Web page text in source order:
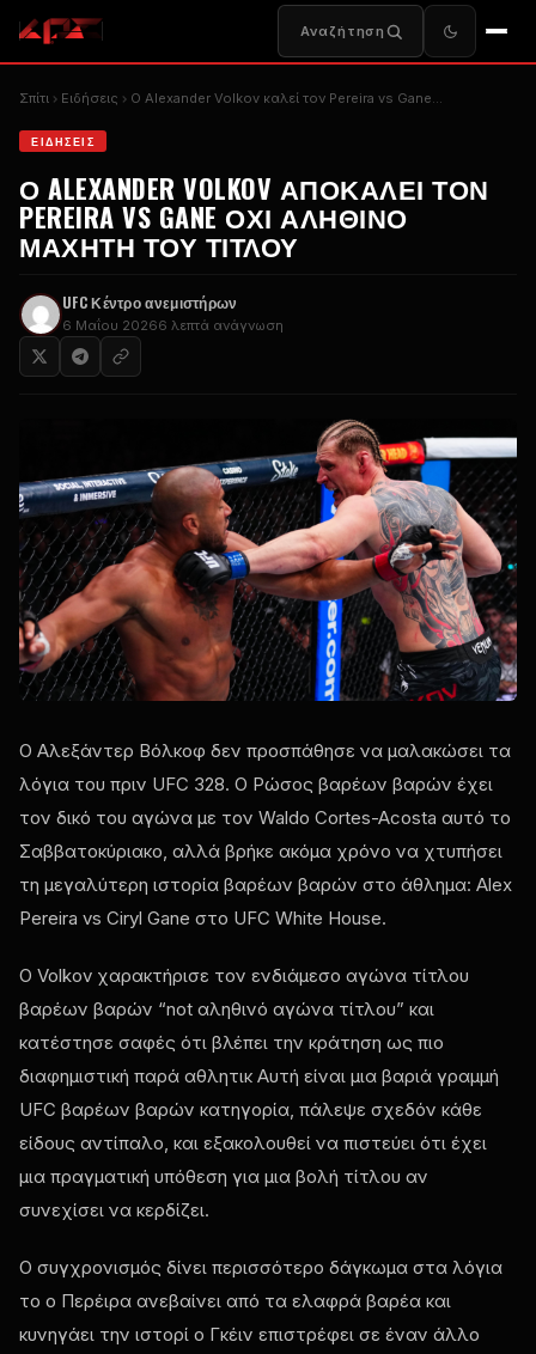
Αναζήτηση
Σπίτι Ειδήσεις Ο Alexander Volkov καλεί τον Pereira vs Gane...
ΕΙΔΉΣΕΙΣ
Ο ALEXANDER VOLKOV ΑΠΟΚΑΛΕΊ ΤΟΝ
PEREIRA VS GANE ΌΧΙ ΑΛΗΘΙΝΌ
ΜΑΧΗΤΉ ΤΟΥ ΤΊΤΛΟΥ
UFCΚέντρο ανεμιστήρων
6 Μαΐου 20266 λεπτά ανάγνωση
Ο Αλεξάντερ Βόλκοφ δεν προσπάθησε να μαλακώσει τα
λόγια του πριν UFC 328. Ο Ρώσος βαρέων βαρών έχει
τον δικό του αγώνα με τον Waldo Cortes-Acosta αυτό το
Σαββατοκύριακο, αλλά βρήκε ακόμα χρόνο να χτυπήσει
τη μεγαλύτερη ιστορία βαρέων βαρών στο άθλημα: Alex
Pereira vs Ciryl Gane στο UFC White House.
Ο Volkov χαρακτήρισε τον ενδιάμεσο αγώνα τίτλου
βαρέων βαρών “not αληθινό αγώνα τίτλου” και
κατέστησε σαφές ότι βλέπει την κράτηση ως πιο
διαφημιστική παρά αθλητικ Αυτή είναι μια βαριά γραμμή
UFC βαρέων βαρών κατηγορία, πάλεψε σχεδόν κάθε
είδους αντίπαλο, και εξακολουθεί να πιστεύει ότι έχει
μια πραγματική υπόθεση για μια βολή τίτλου αν
συνεχίσει να κερδίζει.
Ο συγχρονισμός δίνει περισσότερο δάγκωμα στα λόγια
το ο Περέιρα ανεβαίνει από τα ελαφρά βαρέα και
κυνηγάει την ιστορί ο Γκέιν επιστρέφει σε έναν άλλο